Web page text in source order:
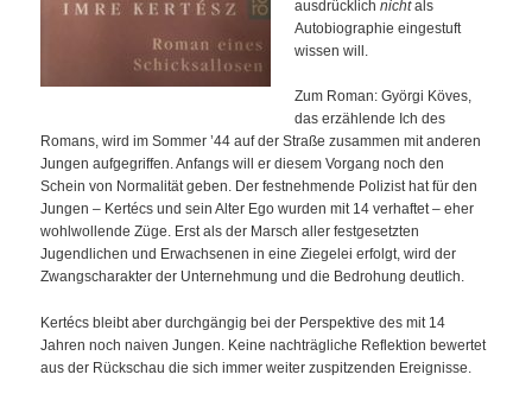
ausdrücklich nichtals
Autobiographie eingestuft
wissen will.
Zum Roman: Györgi Köves,
das erzählende Ich des
Romans, wird im Sommer ’44 auf der Straße zusammen mit anderen
Jungen aufgegriffen. Anfangs will er diesem Vorgang noch den
Schein von Normalität geben. Der festnehmende Polizist hat für den
Jungen – Kertécs und sein Alter Ego wurden mit 14 verhaftet – eher
wohlwollende Züge. Erst als der Marsch aller festgesetzten
Jugendlichen und Erwachsenen in eine Ziegelei erfolgt, wird der
Zwangscharakter der Unternehmung und die Bedrohung deutlich.
Kertécs bleibt aber durchgängig bei der Perspektive des mit 14
Jahren noch naiven Jungen. Keine nachträgliche Reflektion bewertet
aus der Rückschau die sich immer weiter zuspitzenden Ereignisse.